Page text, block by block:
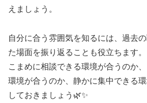
えましょう。
自分に合う雰囲気を知るには、過去
た場面を振り返ることも役立ちます。
こまめに相談できる環境が合うのか
環境が合うのか、静かに集中できる
しておきましょう🌿✨